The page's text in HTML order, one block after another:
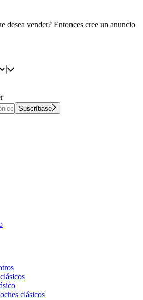
desea vender? Entonces cree un anuncio
Suscríbase
clásicos